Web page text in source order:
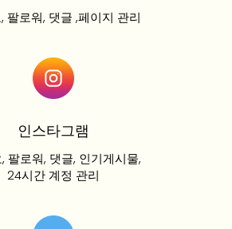
팔로워, 댓글 ,페이지 관리
인스타그램
팔로워, 댓글, 인기게시물,
24시간 계정 관리